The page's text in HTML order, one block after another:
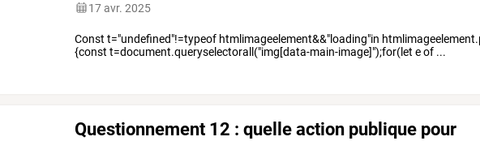
17 avr. 2025
Const t="undefined"!=typeof htmlimageelement&&"loading"in
{const t=document.queryselectorall("img[data-main-image]");for(let e of ...
Questionnement 12 : quelle action publique pour